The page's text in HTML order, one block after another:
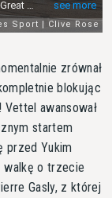
zrównał
blokując
Vettel awansował
startem
przed Yukim
walkę o trzecie
Gasly, z której